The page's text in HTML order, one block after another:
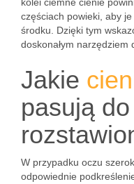
częściach powieki, aby
środku. Dzięki tym
doskonałym narzędziem
Jakie
pasują
W przypadku oczu
odpowiednie